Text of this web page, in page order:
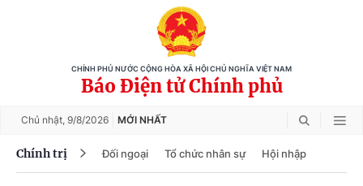
CHÍNH PHỦ NƯỚC CỘNG HÒA XÃ HỘI CHỦ NGHĨA VIỆT NAM
Báo Điện tử Chính phủ
Chủ nhật, 9/8/2026 MỚI NHẤT
Chính trị Đối ngoại Tổ chức nhân sự Hội nhập